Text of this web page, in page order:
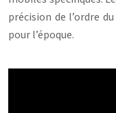
précision de l’ordre
pour l’époque.